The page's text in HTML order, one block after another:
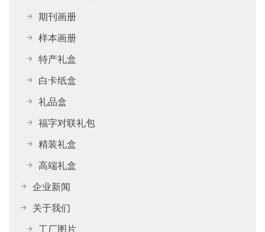
期刊画册
样本画册
特产礼盒
白卡纸盒
礼品盒
福字对联礼包
精装礼盒
高端礼盒
企业新闻
关于我们
工厂图片